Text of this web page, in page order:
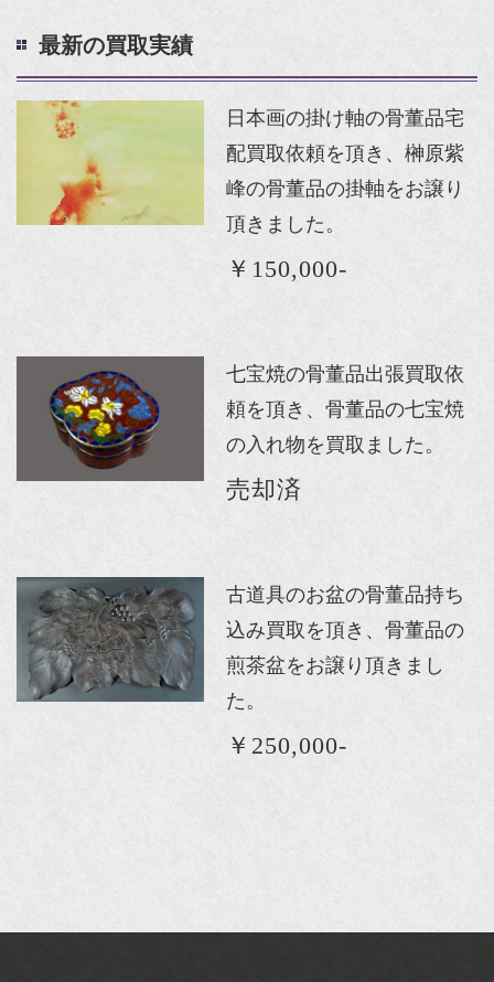
最新の買取実績
日本画の掛け軸の骨董品宅
配買取依頼を頂き、榊原紫
峰の骨董品の掛軸をお譲り
頂きました。
￥150,000-
七宝焼の骨董品出張買取依
頼を頂き、骨董品の七宝焼
の入れ物を買取ました。
売却済
古道具のお盆の骨董品持ち
込み買取を頂き、骨董品の
煎茶盆をお譲り頂きまし
た。
￥250,000-